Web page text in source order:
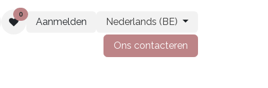
0
Aanmelden Nederlands (BE)
Ons contacteren